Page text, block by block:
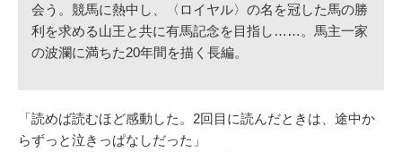
会う。競馬に熱中し、〈ロイヤル〉の名を冠した馬の勝
利を求める山王と共に有馬記念を目指し……。馬主一家
の波瀾に満ちた20年間を描く長編。
「読めば読むほど感動した。2回目に読んだときは、途中か
らずっと泣きっぱなしだった」